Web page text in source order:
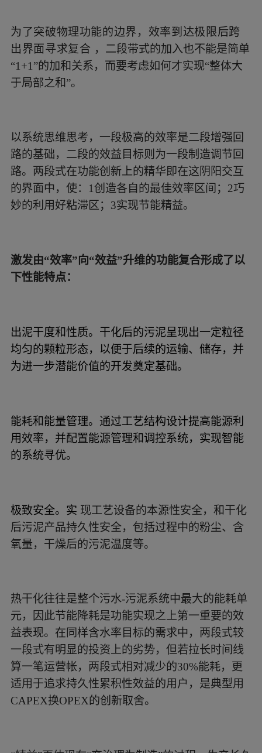
为了突破物理功能的边界，效率到达极限后跨
出界面寻求复合 ，二段带式的加入也不能是简单
“1+1”的加和关系，而要考虑如何才实现“整体大
于局部之和”。
以系统思维思考，一段极高的效率是二段增强回
路的基础，二段的效益目标则为一段制造调节回
路。两段式在功能创新上的精华即在这阴阳交互
的界面中，使：1创造各自的最佳效率区间；2巧
妙的利用好粘滞区；3实现节能精益。
激发由“效率”向“效益”升维的功能复合形成了以
下性能特点：
出泥干度和性质。干化后的污泥呈现出一定粒径
均匀的颗粒形态，以便于后续的运输、储存，并
为进一步潜能价值的开发奠定基础。
能耗和能量管理。通过工艺结构设计提高能源利
用效率，并配置能源管理和调控系统，实现智能
的系统寻优。
极致安全。实 现工艺设备的本源性安全，和干化
后污泥产品持久性安全，包括过程中的粉尘、含
氧量，干燥后的污泥温度等。
热干化往往是整个污水-污泥系统中最大的能耗单
元，因此节能降耗是功能实现之上第一重要的效
益表现。在同样含水率目标的需求中，两段式较
一段式有明显的投资上的劣势，但若拉长时间线
算一笔运营帐，两段式相对减少的30%能耗，更
适用于追求持久性累积性效益的用户，是典型用
CAPEX换OPEX的创新取舍。